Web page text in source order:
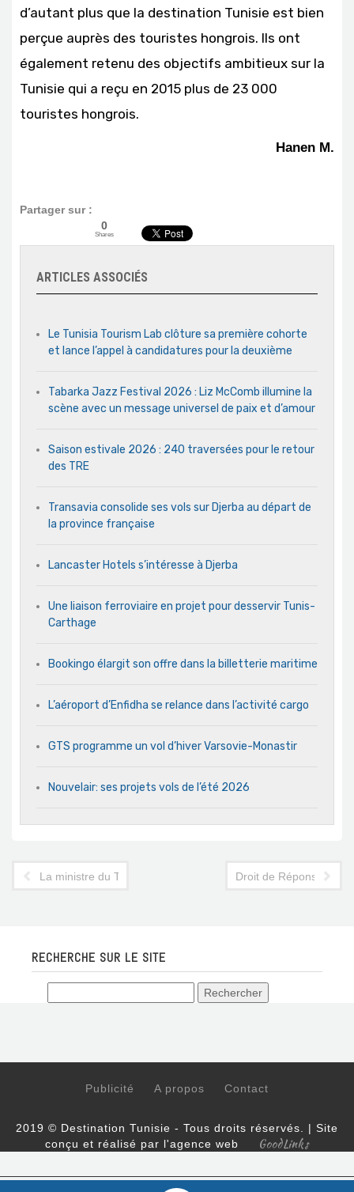
d’autant plus que la destination Tunisie est bien
perçue auprès des touristes hongrois. Ils ont
également retenu des objectifs ambitieux sur la
Tunisie qui a reçu en 2015 plus de 23 000
touristes hongrois.
Hanen M.
Partager sur :
0
Shares
ARTICLES ASSOCIÉS
Le Tunisia Tourism Lab clôture sa première cohorte
et lance l’appel à candidatures pour la deuxième
Tabarka Jazz Festival 2026 : Liz McComb illumine la
scène avec un message universel de paix et d’amour
Saison estivale 2026 : 240 traversées pour le retour
des TRE
Transavia consolide ses vols sur Djerba au départ de
la province française
Lancaster Hotels s’intéresse à Djerba
Une liaison ferroviaire en projet pour desservir Tunis-
Carthage
Bookingo élargit son offre dans la billetterie maritime
L’aéroport d’Enfidha se relance dans l’activité cargo
GTS programme un vol d’hiver Varsovie-Monastir
Nouvelair: ses projets vols de l’été 2026
La ministre du Tourisme reçoit des journalistes allemands
Droit de Réponse de
RECHERCHE SUR LE SITE
Publicité A propos Contact
2019 © Destination Tunisie - Tous droits réservés. | Site
conçu et réalisé par l'agence web
GoodLinks